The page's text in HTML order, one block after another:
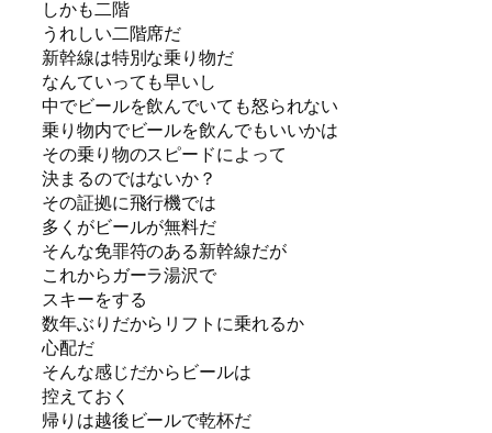
しかも二階
うれしい二階席だ
新幹線は特別な乗り物だ
なんていっても早いし
中でビールを飲んでいても怒られない
乗り物内でビールを飲んでもいいかは
その乗り物のスピードによって
決まるのではないか？
その証拠に飛行機では
多くがビールが無料だ
そんな免罪符のある新幹線だが
これからガーラ湯沢で
スキーをする
数年ぶりだからリフトに乗れるか
心配だ
そんな感じだからビールは
控えておく
帰りは越後ビールで乾杯だ